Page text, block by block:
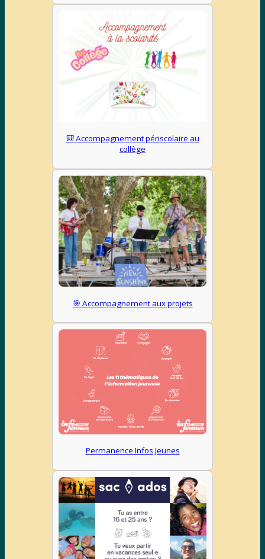
🎒 Accompagnement périscolaire au
collège
🎯 Accompagnement aux projets
Permanence Infos Jeunes